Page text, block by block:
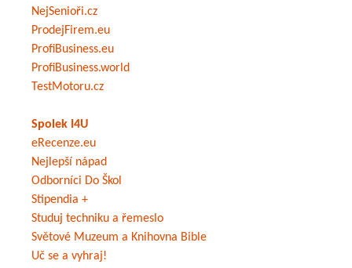
NejSenioři.cz
ProdejFirem.eu
ProfiBusiness.eu
ProfiBusiness.world
TestMotoru.cz
Spolek I4U
eRecenze.eu
Nejlepší nápad
Odborníci Do Škol
Stipendia +
Studuj techniku a řemeslo
Světové Muzeum a Knihovna Bible
Uč se a vyhraj!